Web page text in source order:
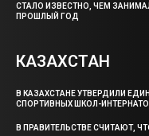
СТАЛО ИЗВЕСТНО, ЧЕМ
ПРОШЛЫЙ ГОД
КАЗАХСТАН
В КАЗАХСТАНЕ УТВЕРДИЛИ
СПОРТИВНЫХ ШКОЛ-
В ПРАВИТЕЛЬСТВЕ СЧИТАЮТ,